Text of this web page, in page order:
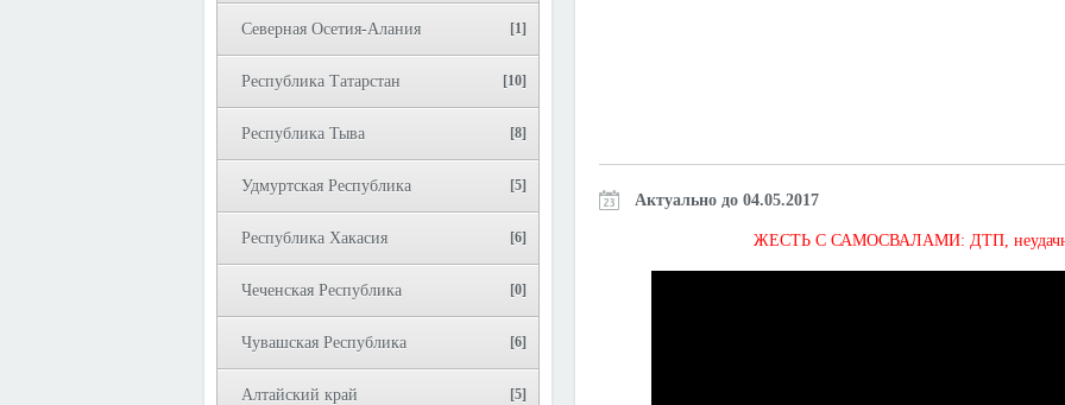
Северная Осетия-Алания [1]
Республика Татарстан [10]
Республика Тыва [8]
Удмуртская Республика [5]
Республика Хакасия [6]
Чеченская Республика [0]
Чувашская Республика [6]
Алтайский край [5]
Актуально до 04.05.2017
ЖЕСТЬ С САМОСВАЛАМИ: ДТП,